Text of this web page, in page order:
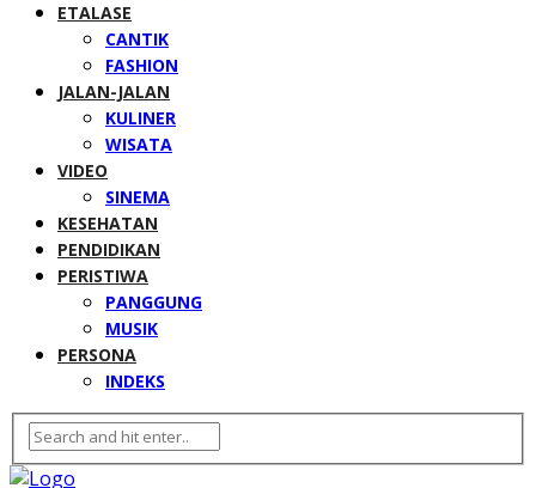
ETALASE
CANTIK
FASHION
JALAN-JALAN
KULINER
WISATA
VIDEO
SINEMA
KESEHATAN
PENDIDIKAN
PERISTIWA
PANGGUNG
MUSIK
PERSONA
INDEKS